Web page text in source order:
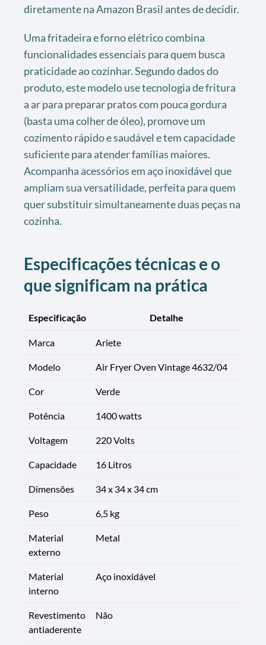
diretamente na Amazon Brasil antes de decidir.
Uma fritadeira e forno elétrico combina
funcionalidades essenciais para quem busca
praticidade ao cozinhar. Segundo dados do
produto, este modelo use tecnologia de fritura
a ar para preparar pratos com pouca gordura
(basta uma colher de óleo), promove um
cozimento rápido e saudável e tem capacidade
suficiente para atender famílias maiores.
Acompanha acessórios em aço inoxidável que
ampliam sua versatilidade, perfeita para quem
quer substituir simultaneamente duas peças na
cozinha.
Especificações técnicas e o
que significam na prática
Especificação Detalhe
Marca Ariete
Modelo Air Fryer Oven Vintage 4632/04
Cor Verde
Potência 1400 watts
Voltagem 220 Volts
Capacidade 16 Litros
Dimensões 34 x 34 x 34 cm
Peso 6,5 kg
Material
externo
Metal
Material
interno
Aço inoxidável
Revestimento
antiaderente
Não